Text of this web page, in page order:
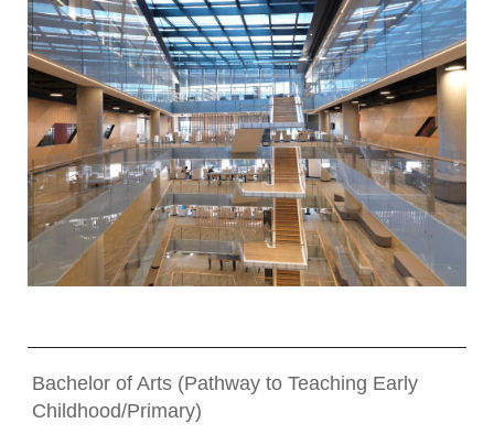
Bachelor of Arts (Pathway to Teaching Early
Childhood/Primary)